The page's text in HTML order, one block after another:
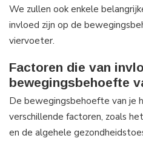
We zullen ook enkele
invloed zijn op de
viervoeter.
Factoren die van
bewegingsbehoefte
De bewegingsbehoefte van je
verschillende factoren, zoals
en de algehele